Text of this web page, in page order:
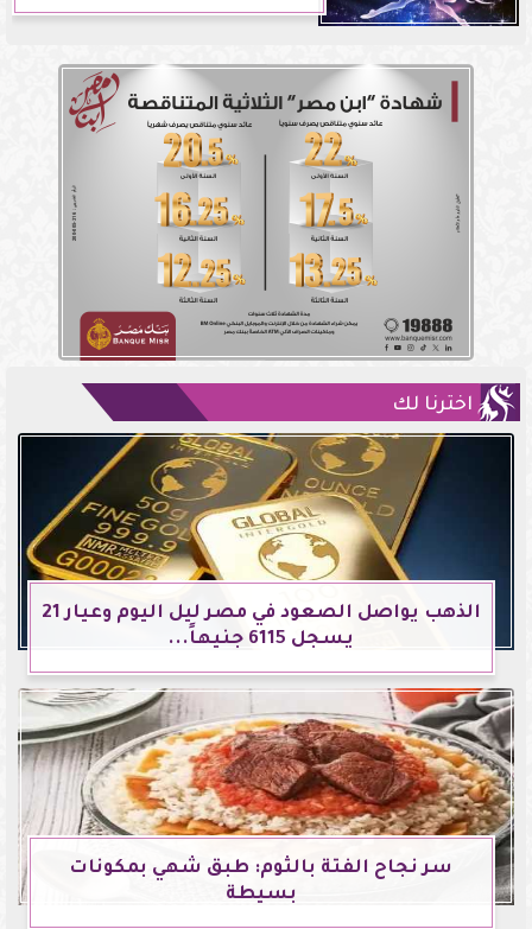
اخترنا لك
الذهب يواصل الصعود في مصر ليل اليوم وعيار 21
يسجل 6115 جنيهاً...
سر نجاح الفتة بالثوم: طبق شهي بمكونات
بسيطة